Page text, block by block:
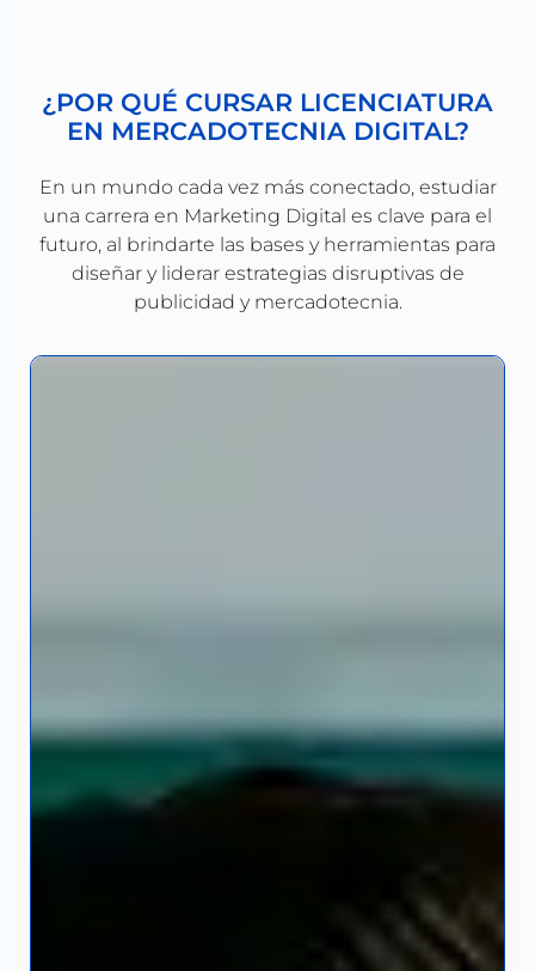
¿POR QUÉ CURSAR LICENCIATURA
EN MERCADOTECNIA DIGITAL?
En un mundo cada vez más conectado, estudiar
una carrera en Marketing Digital es clave para el
futuro, al brindarte las bases y herramientas para
diseñar y liderar estrategias disruptivas de
publicidad y mercadotecnia.